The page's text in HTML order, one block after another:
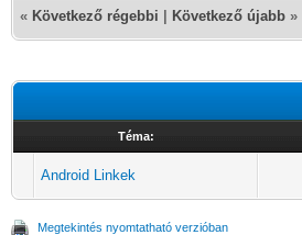
« Következő régebbi Következő újabb »
Téma:
Android Linkek
Megtekintés nyomtatható verzióban